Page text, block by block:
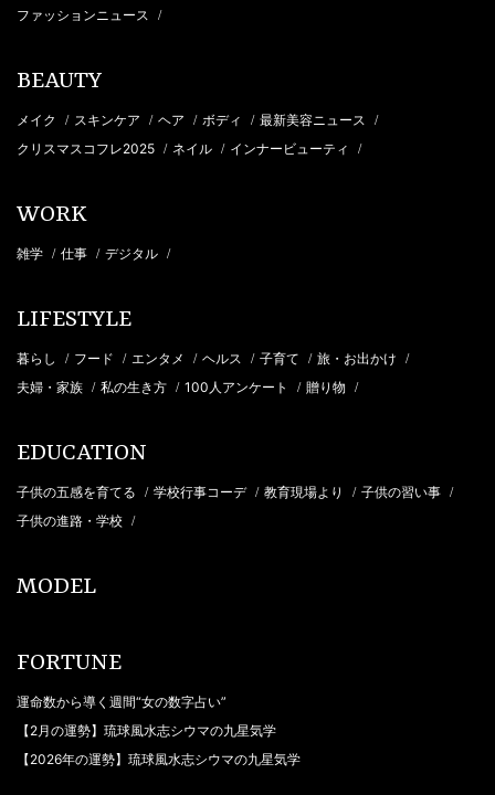
ファッションニュース /
BEAUTY
メイク / スキンケア / ヘア / ボディ / 最新美容ニュース /
クリスマスコフレ2025 / ネイル / インナービューティ /
WORK
雑学 / 仕事 / デジタル /
LIFESTYLE
暮らし / フード / エンタメ / ヘルス / 子育て / 旅・お出かけ /
夫婦・家族 / 私の生き方 / 100人アンケート / 贈り物 /
EDUCATION
子供の五感を育てる / 学校行事コーデ / 教育現場より / 子供の習い事 /
子供の進路・学校 /
MODEL
FORTUNE
運命数から導く週間“女の数字占い”
【2月の運勢】琉球風水志シウマの九星気学
【2026年の運勢】琉球風水志シウマの九星気学